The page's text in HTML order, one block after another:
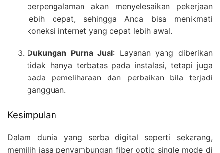
berpengalaman akan menyelesaikan pekerjaan
lebih cepat, sehingga Anda bisa menikmati
koneksi internet yang cepat lebih awal.
Dukungan Purna Jual: Layanan yang diberikan
tidak hanya terbatas pada instalasi, tetapi juga
pada pemeliharaan dan perbaikan bila terjadi
gangguan.
Kesimpulan
Dalam dunia yang serba digital seperti sekarang,
memilih jasa penyambungan fiber optic single mode di